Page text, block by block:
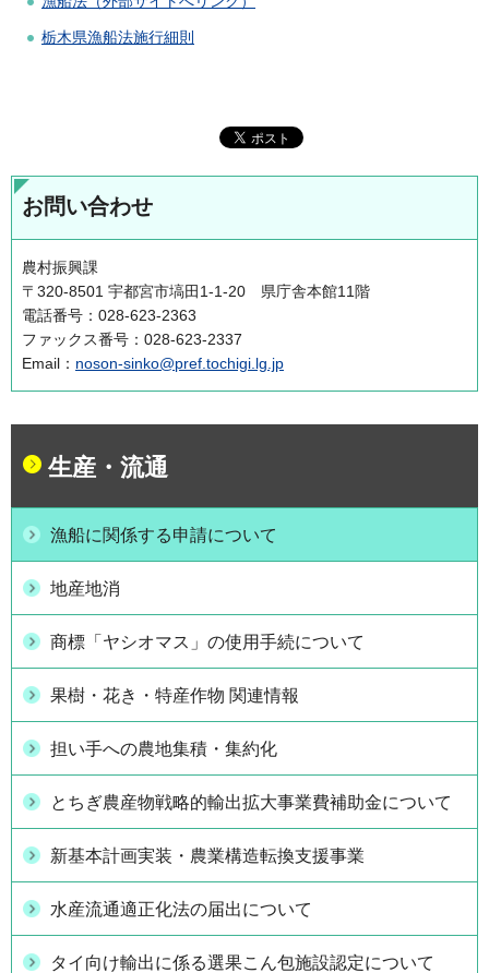
栃木県漁船法施行細則
お問い合わせ
農村振興課
〒320-8501 宇都宮市塙田1-1-20 県庁舎本館11階
電話番号：028-623-2363
ファックス番号：028-623-2337
Email： noson-sinko@pref.tochigi.lg.jp
生産・流通
漁船に関係する申請について
地産地消
商標「ヤシオマス」の使用手続について
果樹・花き・特産作物 関連情報
担い手への農地集積・集約化
とちぎ農産物戦略的輸出拡大事業費補助金について
新基本計画実装・農業構造転換支援事業
水産流通適正化法の届出について
タイ向け輸出に係る選果こん包施設認定について